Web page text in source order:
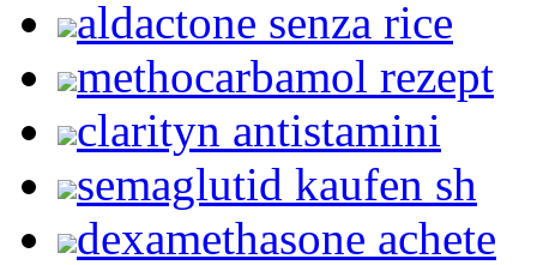
aldactone senza rice
methocarbamol rezept
clarityn antistamini
semaglutid kaufen sh
dexamethasone achete